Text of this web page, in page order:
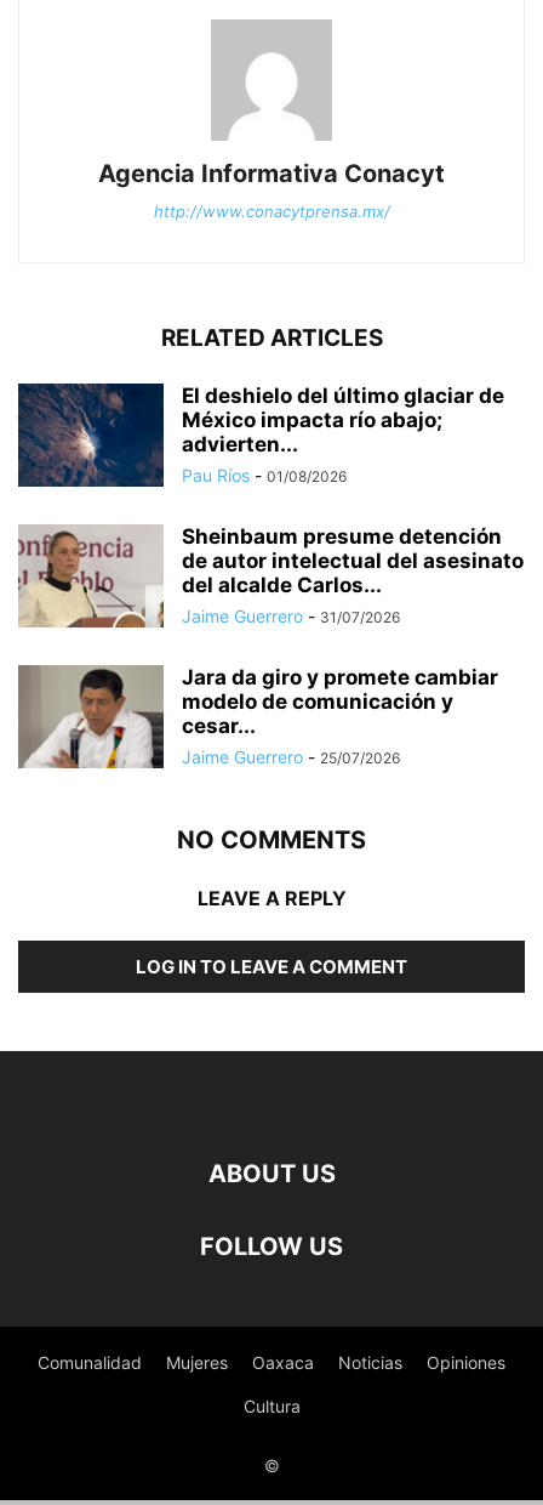
Agencia Informativa Conacyt
http://www.conacytprensa.mx/
RELATED ARTICLES
El deshielo del último glaciar de
México impacta río abajo;
advierten...
Pau Ríos - 01/08/2026
Sheinbaum presume detención
de autor intelectual del asesinato
del alcalde Carlos...
Jaime Guerrero - 31/07/2026
Jara da giro y promete cambiar
modelo de comunicación y
cesar...
Jaime Guerrero - 25/07/2026
NO COMMENTS
LEAVE A REPLY
LOG IN TO LEAVE A COMMENT
ABOUT US
FOLLOW US
Comunalidad Mujeres Oaxaca Noticias Opiniones
Cultura
©